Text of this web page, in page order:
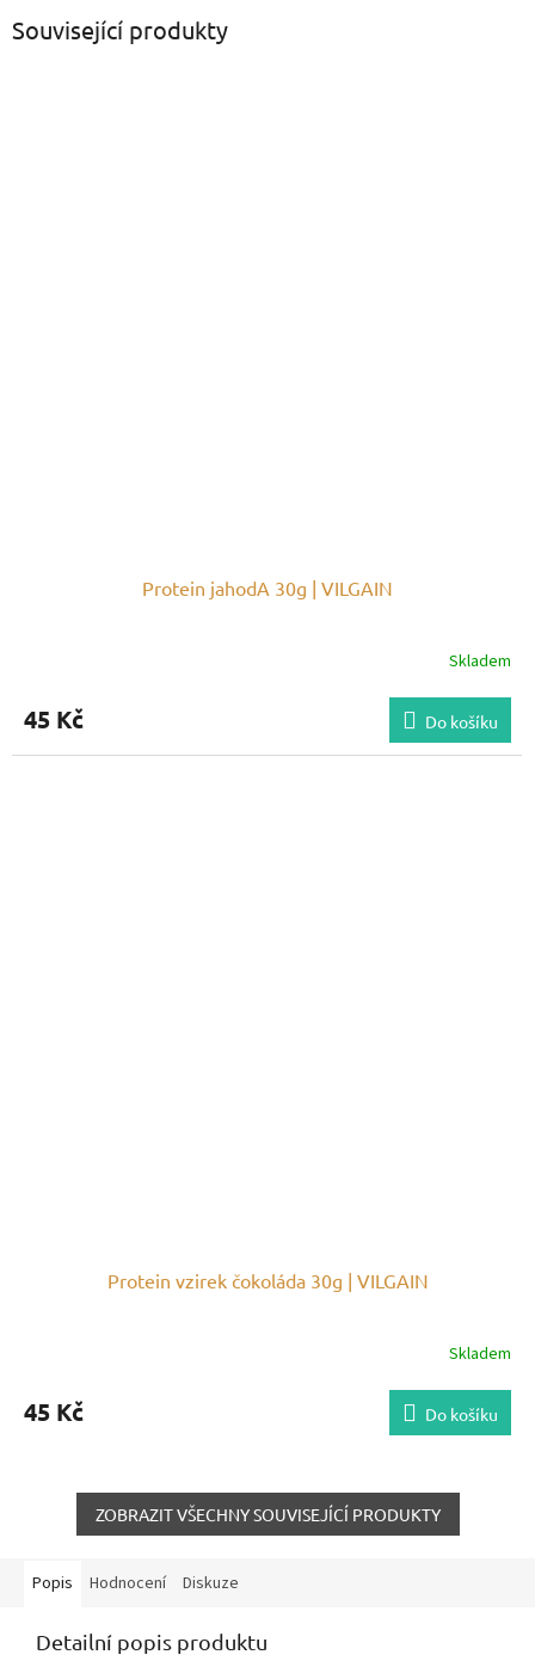
Související produkty
Protein jahodA 30g | VILGAIN
Skladem
45 Kč Do košíku
Protein vzirek čokoláda 30g | VILGAIN
Skladem
45 Kč Do košíku
ZOBRAZIT VŠECHNY SOUVISEJÍCÍ PRODUKTY
Popis Hodnocení Diskuze
Detailní popis produktu